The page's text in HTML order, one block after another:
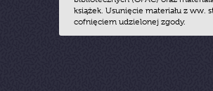
książek. Usunięcie materiału z
cofnięciem udzielonej zgody.